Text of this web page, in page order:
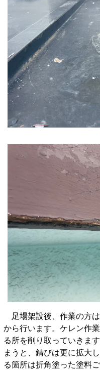
足場架設後、作業の方
から行います。ケレン作
る所を削り取っていきま
まうと、錆びは更に拡大
る箇所は折角塗った塗料